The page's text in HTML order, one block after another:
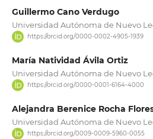
Guillermo Cano Verdugo
Universidad Autónoma de Nuevo
https://orcid.org/0000-0002-4905-1939
María Natividad Ávila Ortiz
Universidad Autónoma de Nuevo
https://orcid.org/0000-0001-6164-4000
Alejandra Berenice Rocha
Universidad Autónoma de Nuevo
https://orcid.org/0009-0009-5960-0055